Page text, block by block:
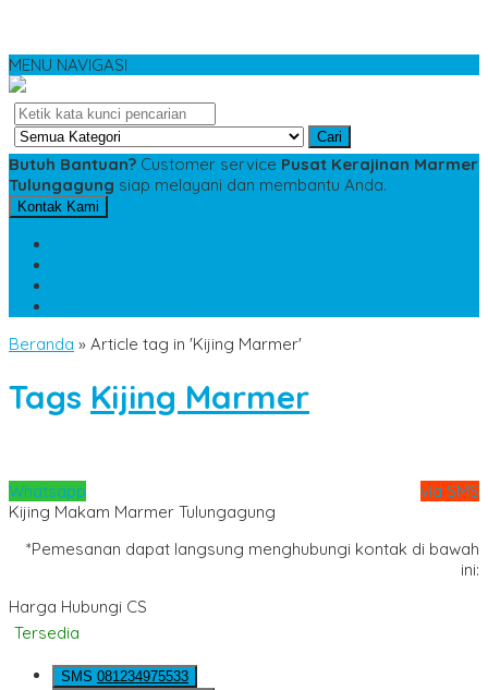
MENU NAVIGASI
Cari
Butuh Bantuan? Customer service Pusat Kerajinan Marmer
Tulungagung siap melayani dan membantu Anda.
Kontak Kami
Beranda » Article tag in 'Kijing Marmer'
Tags Kijing Marmer
Whatsapp
via SMS
Kijing Makam Marmer Tulungagung
*Pemesanan dapat langsung menghubungi kontak di bawah
ini:
Harga Hubungi CS
Tersedia
SMS 081234975533